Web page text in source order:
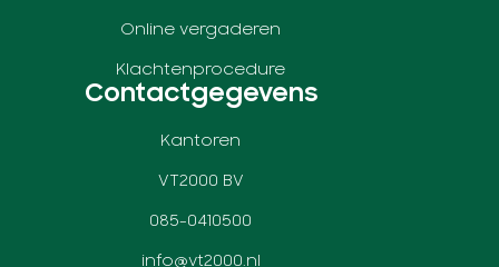
Online vergaderen
Klachtenprocedure
Contactgegevens
Kantoren
VT2000 BV
085-0410500
info@vt2000.nl